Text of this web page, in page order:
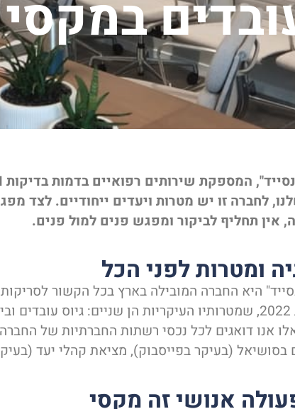
במקסי
לחברה זו יש מטרות ויעדים ייחודיים. לצד
אין תחליף לביקור ומפגש פנים למול פנים.
ומטרות לפני הכל
עמנו מאז שנת 2022, שמטרותיו העיקריות הן שניים: גיוס
אנו דואגים לכל נכסי רשתות החברתיות של
בסושיאל (בעיקר בפייסבוק), מציאת קהלי יעד
אנושי זה מקסי